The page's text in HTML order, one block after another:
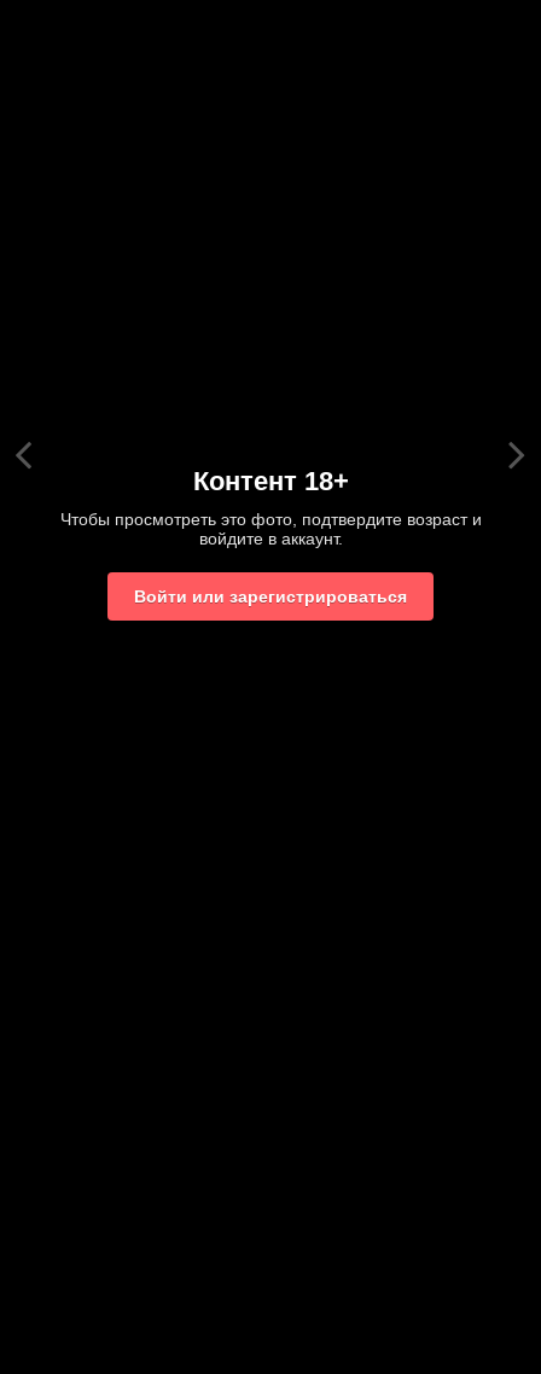
Контент 18+
Чтобы просмотреть это фото, подтвердите возраст и
войдите в аккаунт.
Войти или зарегистрироваться